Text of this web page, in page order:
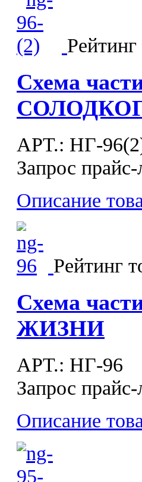
Рейтинг
Схема
APT.: НГ-
Запрос прайс-
Описание
Рейтинг
Схема
ЖИЗНИ
APT.: НГ-96
Запрос прайс-
Описание